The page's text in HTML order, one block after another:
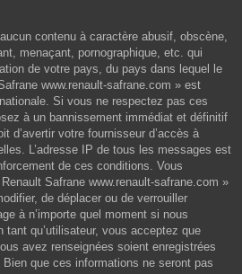
contenu à caractère abusif, obscène,
menaçant, pornographique, etc. qui
de votre pays, du pays dans lequel le
www.renault-safrane.com » est
Si vous ne respectez pas ces
à un bannissement immédiat et définitif
d’avertir votre fournisseur d’accès à
L’adresse IP de tous les messages est
de ces conditions. Vous
Safrane www.renault-safrane.com »
de déplacer ou de verrouiller
à n’importe quel moment si nous
qu’utilisateur, vous acceptez que
avez renseignées soient enregistrées
que ces informations ne seront pas